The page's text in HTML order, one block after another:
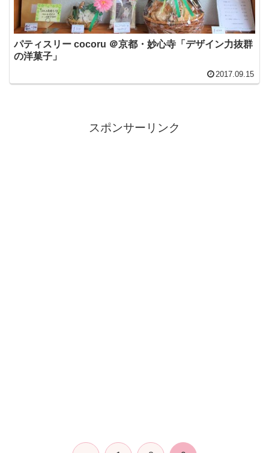
パティスリー cocoru ＠京都・妙心寺「デザイン力抜群
の洋菓子」
2017.09.15
スポンサーリンク